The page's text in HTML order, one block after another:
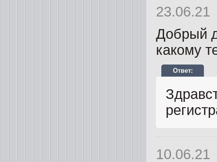
23.06.21
Добрый
какому
10.06.21